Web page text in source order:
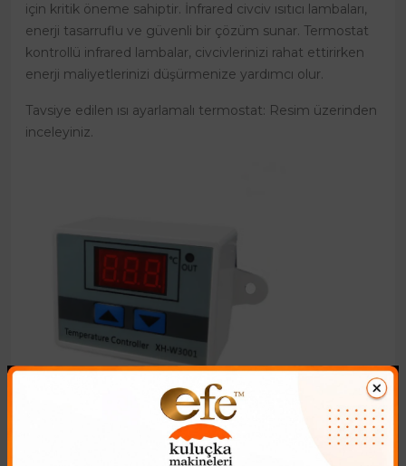
için kritik öneme sahiptir. İnfrared civciv ısıtıcı lambaları,
enerji tasarruflu ve güvenli bir çözüm sunar. Termostat
kontrollü infrared lambalar, civcivlerinizi rahat ettirirken
enerji maliyetlerinizi düşürmenize yardımcı olur.
Tavsiye edilen ısı ayarlamalı termostat: Resim üzerinden
inceleyiniz.